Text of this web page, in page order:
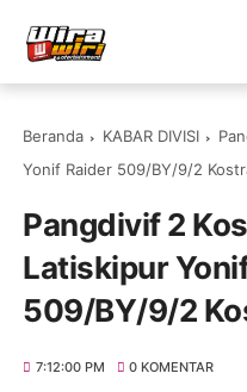
Beranda KABAR DIVISI
Yonif Raider 509/BY/9/2
Pangdivif 2
Latiskipur
509/BY/9/2
7:12:00 PM 0 KOMENTAR